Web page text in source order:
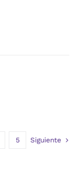
5 Siguiente